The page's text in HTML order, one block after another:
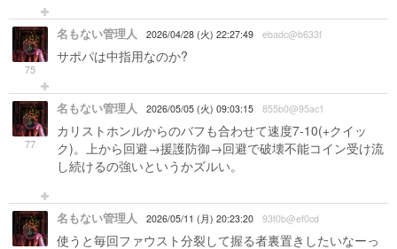
75
名もない管理人 2026/04/28 (火) 22:27:49 ebadc@b633f
サポパは中指用なのか?
77
名もない管理人 2026/05/05 (火) 09:03:15 855b0@95ac1
カリストホンルからのバフも合わせて速度7-10(+クイッ
ク)。上から回避→援護防御→回避で破壊不能コイン受け流
し続けるの強いというかズルい。
名もない管理人 2026/05/11 (月) 20:23:20 93f0b@ef0cd
使うと毎回ファウスト分裂して握る者裏置きしたいなーっ